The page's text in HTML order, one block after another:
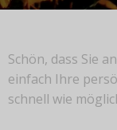
Schön, dass Sie
einfach Ihre
schnell wie